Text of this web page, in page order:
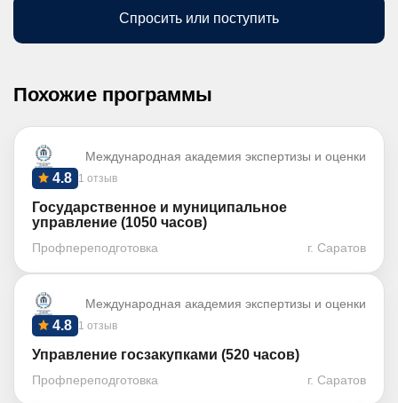
Спросить или поступить
Похожие программы
Международная академия экспертизы и оценки
1 отзыв
4.8
Государственное и муниципальное
управление (1050 часов)
Профпереподготовка г. Саратов
Международная академия экспертизы и оценки
1 отзыв
4.8
Управление госзакупками (520 часов)
Профпереподготовка г. Саратов